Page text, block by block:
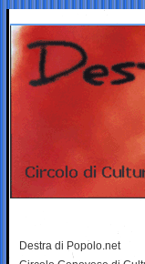
Destra di Popolo.net